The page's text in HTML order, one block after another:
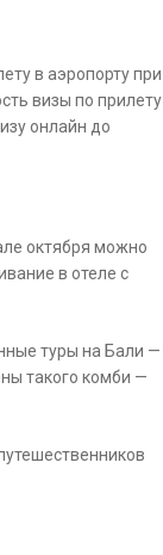
в аэропорту при
визы по прилету
онлайн до
октября можно
в отеле с
туры на Бали —
такого комби —